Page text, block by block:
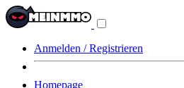
Anmelden / Registrieren
Homepage